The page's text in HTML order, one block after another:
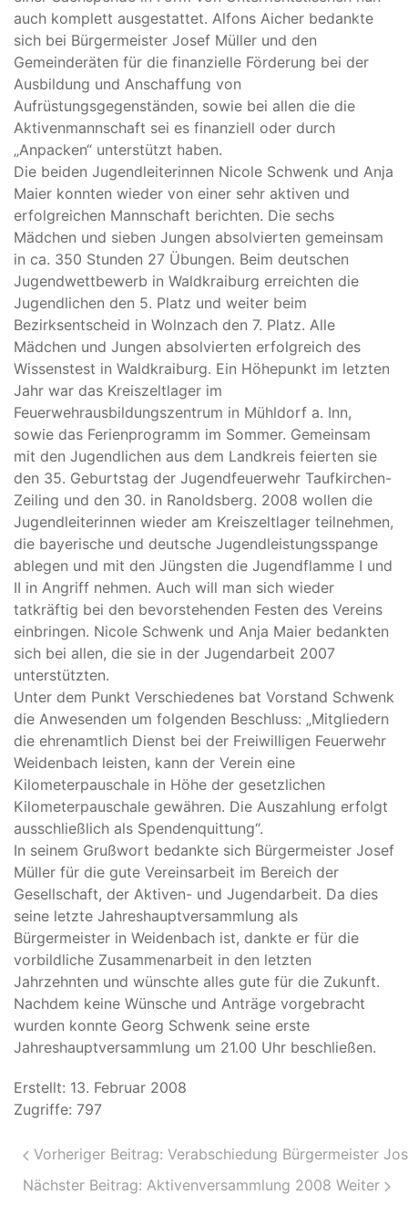
auch komplett ausgestattet. Alfons Aicher bedankte
sich bei Bürgermeister Josef Müller und den
Gemeinderäten für die finanzielle Förderung bei der
Ausbildung und Anschaffung von
Aufrüstungsgegenständen, sowie bei allen die die
Aktivenmannschaft sei es finanziell oder durch
„Anpacken“ unterstützt haben.
Die beiden Jugendleiterinnen Nicole Schwenk und Anja
Maier konnten wieder von einer sehr aktiven und
erfolgreichen Mannschaft berichten. Die sechs
Mädchen und sieben Jungen absolvierten gemeinsam
in ca. 350 Stunden 27 Übungen. Beim deutschen
Jugendwettbewerb in Waldkraiburg erreichten die
Jugendlichen den 5. Platz und weiter beim
Bezirksentscheid in Wolnzach den 7. Platz. Alle
Mädchen und Jungen absolvierten erfolgreich des
Wissenstest in Waldkraiburg. Ein Höhepunkt im letzten
Jahr war das Kreiszeltlager im
Feuerwehrausbildungszentrum in Mühldorf a. Inn,
sowie das Ferienprogramm im Sommer. Gemeinsam
mit den Jugendlichen aus dem Landkreis feierten sie
den 35. Geburtstag der Jugendfeuerwehr Taufkirchen-
Zeiling und den 30. in Ranoldsberg. 2008 wollen die
Jugendleiterinnen wieder am Kreiszeltlager teilnehmen,
die bayerische und deutsche Jugendleistungsspange
ablegen und mit den Jüngsten die Jugendflamme I und
II in Angriff nehmen. Auch will man sich wieder
tatkräftig bei den bevorstehenden Festen des Vereins
einbringen. Nicole Schwenk und Anja Maier bedankten
sich bei allen, die sie in der Jugendarbeit 2007
unterstützten.
Unter dem Punkt Verschiedenes bat Vorstand Schwenk
die Anwesenden um folgenden Beschluss: „Mitgliedern
die ehrenamtlich Dienst bei der Freiwilligen Feuerwehr
Weidenbach leisten, kann der Verein eine
Kilometerpauschale in Höhe der gesetzlichen
Kilometerpauschale gewähren. Die Auszahlung erfolgt
ausschließlich als Spendenquittung“.
In seinem Grußwort bedankte sich Bürgermeister Josef
Müller für die gute Vereinsarbeit im Bereich der
Gesellschaft, der Aktiven- und Jugendarbeit. Da dies
seine letzte Jahreshauptversammlung als
Bürgermeister in Weidenbach ist, dankte er für die
vorbildliche Zusammenarbeit in den letzten
Jahrzehnten und wünschte alles gute für die Zukunft.
Nachdem keine Wünsche und Anträge vorgebracht
wurden konnte Georg Schwenk seine erste
Jahreshauptversammlung um 21.00 Uhr beschließen.
Erstellt: 13. Februar 2008
Zugriffe: 797
Vorheriger Beitrag: Verabschiedung Bürgermeister
Nächster Beitrag: Aktivenversammlung 2008 Weiter